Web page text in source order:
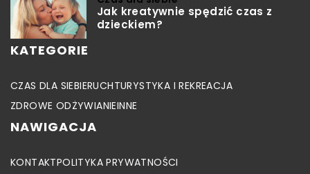
Jak kreatywnie spędzić czas z
dzieckiem?
KATEGORIE
CZAS DLA SIEBIERUCHTURYSTYKA I REKREACJA
ZDROWE ODŻYWIANIEINNE
NAWIGACJA
KONTAKTPOLITYKA PRYWATNOŚCI